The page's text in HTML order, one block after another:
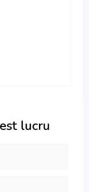
lucru